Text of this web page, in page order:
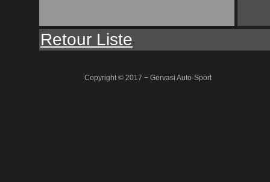
Retour Liste
Copyright © 2017 − Gervasi Auto-Sport